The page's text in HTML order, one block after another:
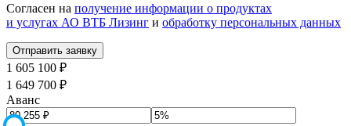
Согласен на получение информации о продуктах
и услугах АО ВТБ Лизинг и обработку персональных данных
1 605 100 ₽
1 649 700 ₽
Аванс